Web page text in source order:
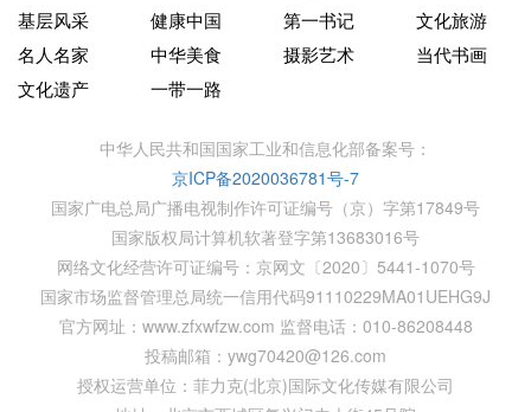
基层风采
健康中国 第一书记
文化旅游
名人名家
中华美食 摄影艺术
当代书画
文化遗产
一带一路
中华人民共和国国家工业和信息化部备案号：
京ICP备2020036781号-7
国家广电总局广播电视制作许可证编号（京）字第17849号
国家版权局计算机软著登字第13683016号
网络文化经营许可证编号：京网文〔2020〕5441-1070号
国家市场监督管理总局统一信用代码91110229MA01UEHG9J
官方网址：www.zfxwfzw.com 监督电话：010-86208448
投稿邮箱：ywg70420@126.com
授权运营单位：菲力克(北京)国际文化传媒有限公司